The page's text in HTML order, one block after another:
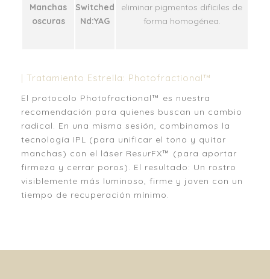
Manchas
oscuras
Switched
Nd:YAG
eliminar pigmentos difíciles de
forma homogénea.
| Tratamiento Estrella: Photofractional™
El protocolo Photofractional™ es nuestra
recomendación para quienes buscan un cambio
radical. En una misma sesión, combinamos la
tecnología IPL (para unificar el tono y quitar
manchas) con el láser ResurFX™ (para aportar
firmeza y cerrar poros). El resultado: Un rostro
visiblemente más luminoso, firme y joven con un
tiempo de recuperación mínimo.